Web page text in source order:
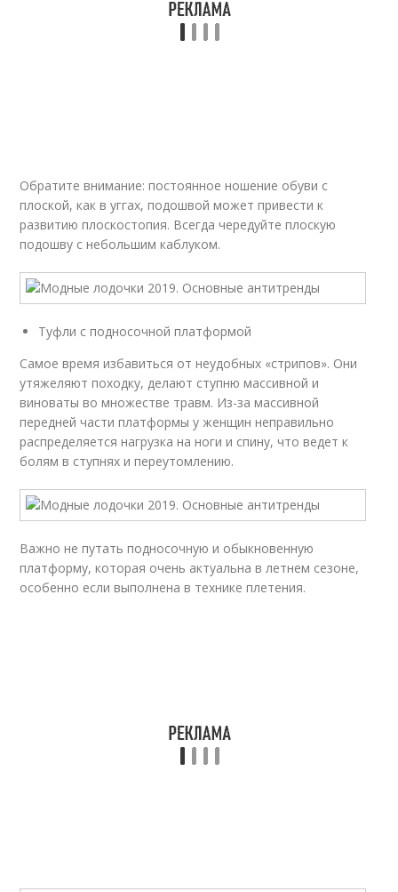
Обратите внимание: постоянное ношение обуви с
плоской, как в уггах, подошвой может привести к
развитию плоскостопия. Всегда чередуйте плоскую
подошву с небольшим каблуком.
Туфли с подносочной платформой
Самое время избавиться от неудобных «стрипов». Они
утяжеляют походку, делают ступню массивной и
виноваты во множестве травм. Из-за массивной
передней части платформы у женщин неправильно
распределяется нагрузка на ноги и спину, что ведет к
болям в ступнях и переутомлению.
Важно не путать подносочную и обыкновенную
платформу, которая очень актуальна в летнем сезоне,
особенно если выполнена в технике плетения.